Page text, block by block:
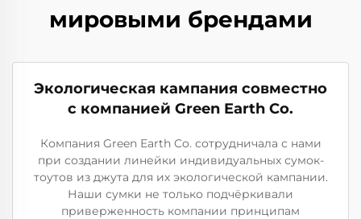
мировыми брендами
Экологическая кампания совместно
с компанией Green Earth Co.
Компания Green Earth Co. сотрудничала с нами
при создании линейки индивидуальных сумок-
тоутов из джута для их экологической кампании.
Наши сумки не только подчёркивали
приверженность компании принципам